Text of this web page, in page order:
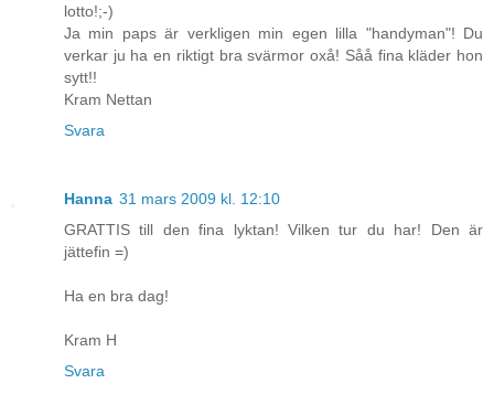
lotto!;-)
Ja min paps är verkligen min egen lilla "handyman"! Du
verkar ju ha en riktigt bra svärmor oxå! Såå fina kläder hon
sytt!!
Kram Nettan
Svara
Hanna 31 mars 2009 kl. 12:10
GRATTIS till den fina lyktan! Vilken tur du har! Den är
jättefin =)
Ha en bra dag!
Kram H
Svara